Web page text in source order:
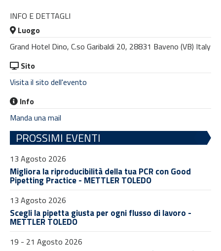
INFO E DETTAGLI
Luogo
Grand Hotel Dino, C.so Garibaldi 20, 28831 Baveno (VB) Italy
Sito
Visita il sito dell'evento
Info
Manda una mail
PROSSIMI EVENTI
13 Agosto 2026
Migliora la riproducibilità della tua PCR con Good
Pipetting Practice - METTLER TOLEDO
13 Agosto 2026
Scegli la pipetta giusta per ogni flusso di lavoro -
METTLER TOLEDO
19 - 21 Agosto 2026